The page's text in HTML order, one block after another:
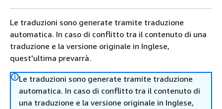
Le traduzioni sono generate tramite traduzione
automatica. In caso di conflitto tra il contenuto di una
traduzione e la versione originale in Inglese,
quest'ultima prevarrà.
Le traduzioni sono generate tramite traduzione
automatica. In caso di conflitto tra il contenuto di
una traduzione e la versione originale in Inglese,